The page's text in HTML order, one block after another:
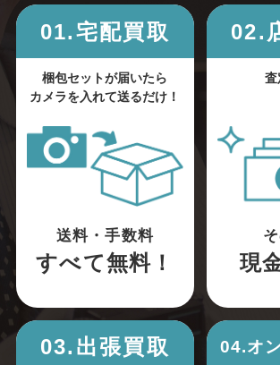
01.宅配買取
梱包セットが届いたら
カメラを入れて送るだけ！
送料・手数料
すべて無料！
02.
査
現
03.出張買取 04.オ